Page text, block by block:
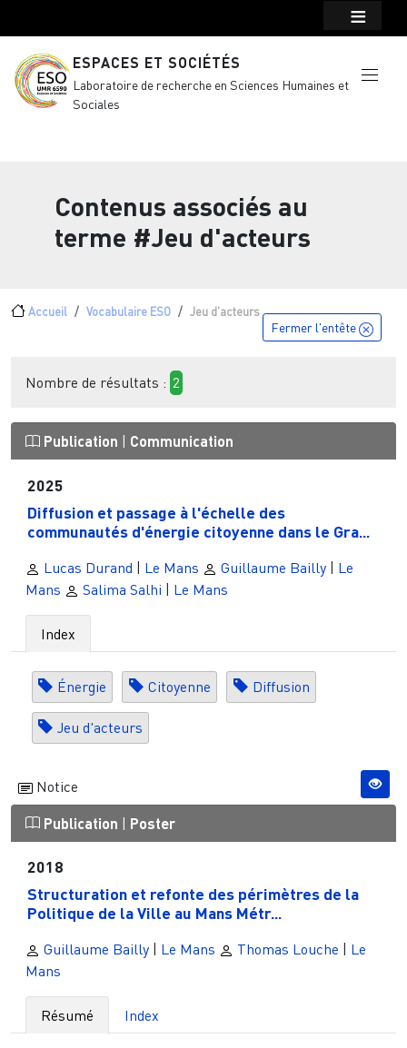
ESPACES ET SOCIÉTÉS
Laboratoire de recherche en Sciences Humaines et
Sociales
Contenus associés au
terme #Jeu d'acteurs
Fil d'Ariane
Accueil Vocabulaire ESO Jeu d'acteurs
Fermer l'entête
Nombre de résultats : 2
Publication Communication
2025
Diffusion et passage à l'échelle des
communautés d'énergie citoyenne dans le Gra...
Lucas Durand | Le Mans Guillaume Bailly | Le
Mans
Salima Salhi | Le Mans
Index
Énergie Citoyenne Diffusion
Jeu d'acteurs
Notice
Publication | Poster
2018
Structuration et refonte des périmètres de la
Politique de la Ville au Mans Métr...
Guillaume Bailly | Le Mans Thomas Louche | Le
Mans
Résumé Index